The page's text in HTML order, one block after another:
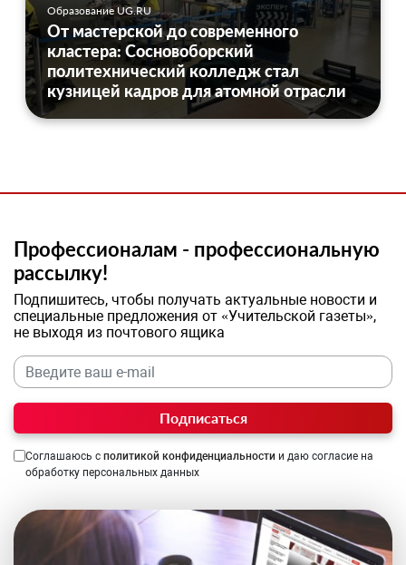
Образование UG.RU
От мастерской до современного
кластера: Сосновоборский
политехнический колледж стал
кузницей кадров для атомной отрасли
Профессионалам - профессиональную
рассылку!
Подпишитесь, чтобы получать актуальные новости и
специальные предложения от «Учительской газеты»,
не выходя из почтового ящика
Подписаться
Соглашаюсь с политикой конфиденциальности и даю согласие на
обработку персональных данных